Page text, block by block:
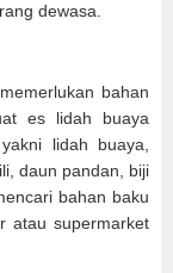
dewasa.
bahan
es lidah buaya
lidah buaya,
daun pandan, biji
bahan baku
atau supermarket